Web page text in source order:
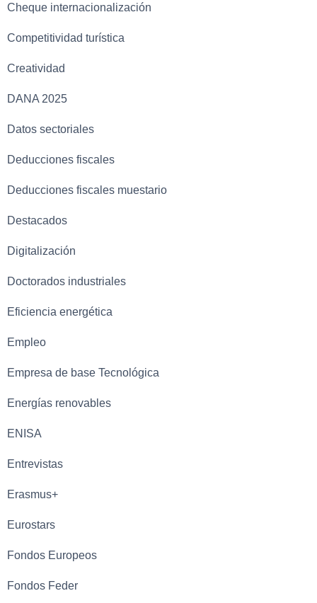
Cheque internacionalización
Competitividad turística
Creatividad
DANA 2025
Datos sectoriales
Deducciones fiscales
Deducciones fiscales muestario
Destacados
Digitalización
Doctorados industriales
Eficiencia energética
Empleo
Empresa de base Tecnológica
Energías renovables
ENISA
Entrevistas
Erasmus+
Eurostars
Fondos Europeos
Fondos Feder